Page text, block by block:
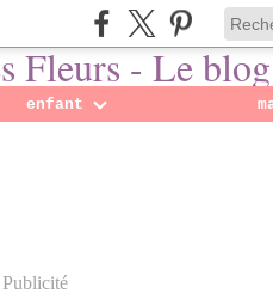
enfant
Publicité